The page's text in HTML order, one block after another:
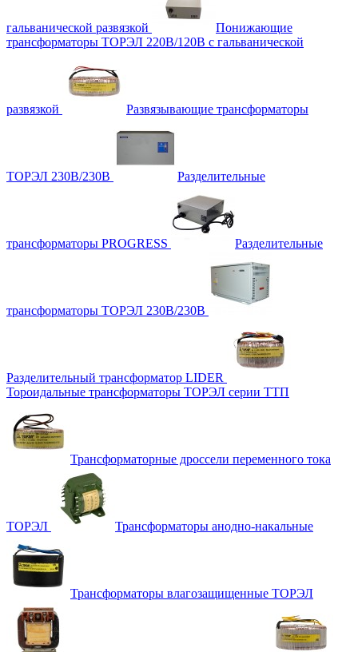
гальванической развязкой
Понижающие
трансформаторы ТОРЭЛ 220В/120В с гальванической
развязкой Развязывающие трансформаторы
ТОРЭЛ 230В/230В Разделительные
трансформаторы PROGRESS Разделительные
трансформаторы ТОРЭЛ 230В/230В
Разделительный трансформатор LIDER
Тороидальные трансформаторы ТОРЭЛ серии ТТП
Трансформаторные дроссели переменного тока
ТОРЭЛ Трансформаторы анодно-накальные
Трансформаторы влагозащищенные ТОРЭЛ